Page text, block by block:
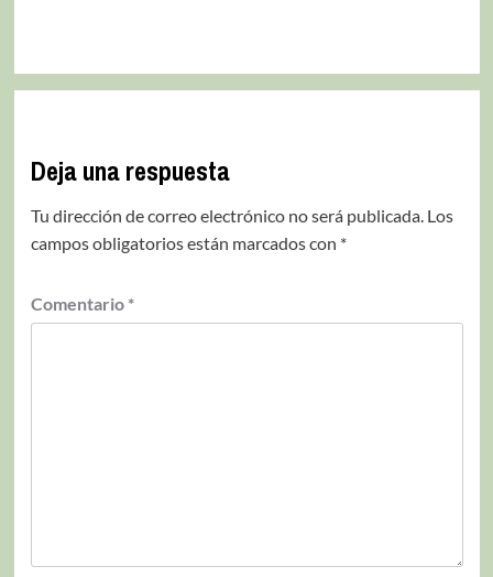
Deja una respuesta
Tu dirección de correo electrónico no será publicada. Los
campos obligatorios están marcados con *
Comentario *